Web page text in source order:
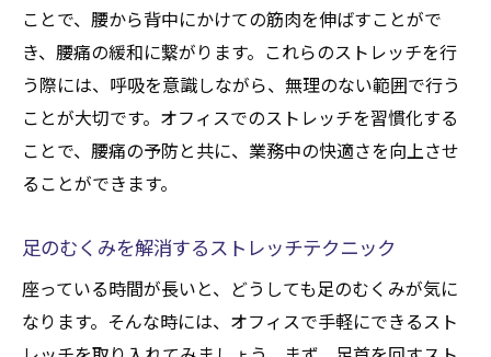
職場でも快適に！ストレッチでリフレッシュを
図る
職場でのストレッチ環境を整える方法
同僚と一緒にできるストレッチの提案
仕事中にリフレッシュするストレッチの重
要性
オフィスでのストレッチタイムを設けるメ
リット
職場で快適に過ごすためのストレッチ活用
ことで、腰から背中にかけての筋肉を伸ばすことがで
き、腰痛の緩和に繋がります。これらのストレッチを行
う際には、呼吸を意識しながら、無理のない範囲で行う
ことが大切です。オフィスでのストレッチを習慣化する
ことで、腰痛の予防と共に、業務中の快適さを向上させ
ることができます。
足のむくみを解消するストレッチテクニック
座っている時間が長いと、どうしても足のむくみが気に
なります。そんな時には、オフィスで手軽にできるスト